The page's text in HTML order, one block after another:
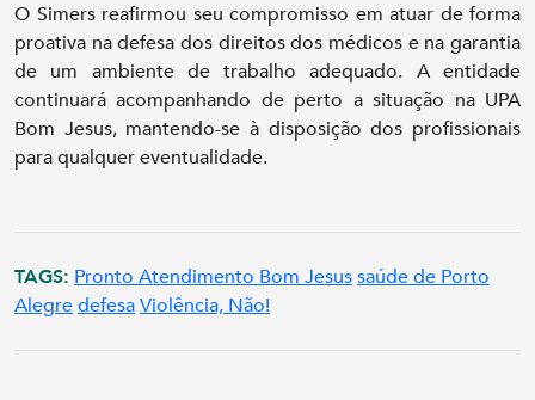
O Simers reafirmou seu compromisso em atuar de forma
proativa na defesa dos direitos dos médicos e na garantia
de um ambiente de trabalho adequado. A entidade
continuará acompanhando de perto a situação na UPA
Bom Jesus, mantendo-se à disposição dos profissionais
para qualquer eventualidade.
TAGS: Pronto Atendimento Bom Jesussaúde de Porto
AlegredefesaViolência, Não!